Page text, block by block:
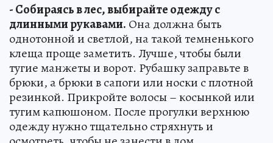
- Собираясь в лес, выбирайте одежду с
длинными рукавами. Она должна быть
однотонной и светлой, на такой темненького
клеща проще заметить. Лучше, чтобы были
тугие манжеты и ворот. Рубашку заправьте в
брюки, а брюки в сапоги или носки с плотной
резинкой. Прикройте волосы – косынкой или
тугим капюшоном. После прогулки верхнюю
одежду нужно тщательно стряхнуть и